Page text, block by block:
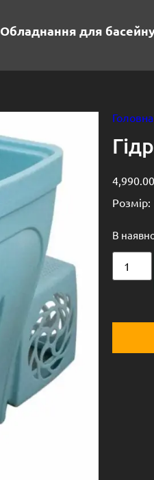
Обладнання для
Головна
Розмір:
В